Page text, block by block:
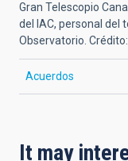
Gran Telescopio
del IAC, personal del
Observatorio.
Acuerdos
It may